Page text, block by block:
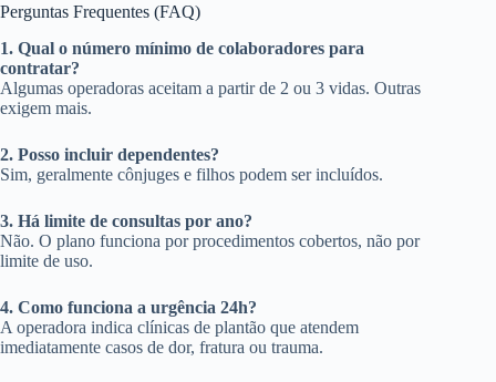
Perguntas Frequentes (FAQ)
1. Qual o número mínimo de colaboradores para
contratar?
Algumas operadoras aceitam a partir de 2 ou 3 vidas. Outras
exigem mais.
2. Posso incluir dependentes?
Sim, geralmente cônjuges e filhos podem ser incluídos.
3. Há limite de consultas por ano?
Não. O plano funciona por procedimentos cobertos, não por
limite de uso.
4. Como funciona a urgência 24h?
A operadora indica clínicas de plantão que atendem
imediatamente casos de dor, fratura ou trauma.